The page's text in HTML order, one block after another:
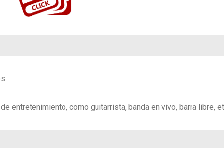
entretenimiento, como guitarrista, banda en vivo, barra libre,